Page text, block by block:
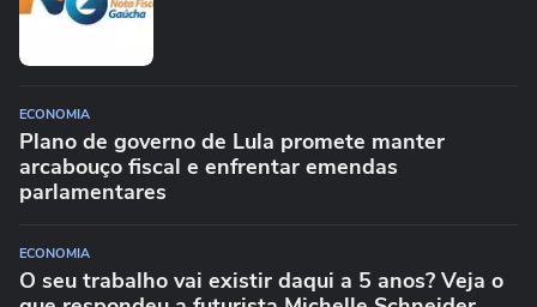
ECONOMIA
Plano de governo de Lula promete manter
arcabouço fiscal e enfrentar emendas
parlamentares
ECONOMIA
O seu trabalho vai existir daqui a 5 anos? Veja o